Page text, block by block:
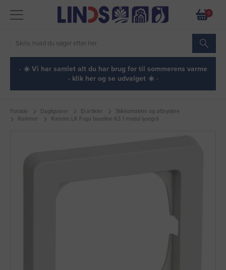
0
· ☀️ Vi har samlet alt du har brug for til sommerens varme
- klik her og se udvalget ☀️ ·
Forside Dagligvarer El-artikler
Stikkontakter og afbrydere
Rammer
Ramme LK Fuga baseline 63 1 modul lysegrå